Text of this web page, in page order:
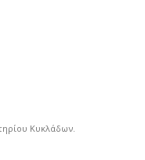
Κυκλάδων.